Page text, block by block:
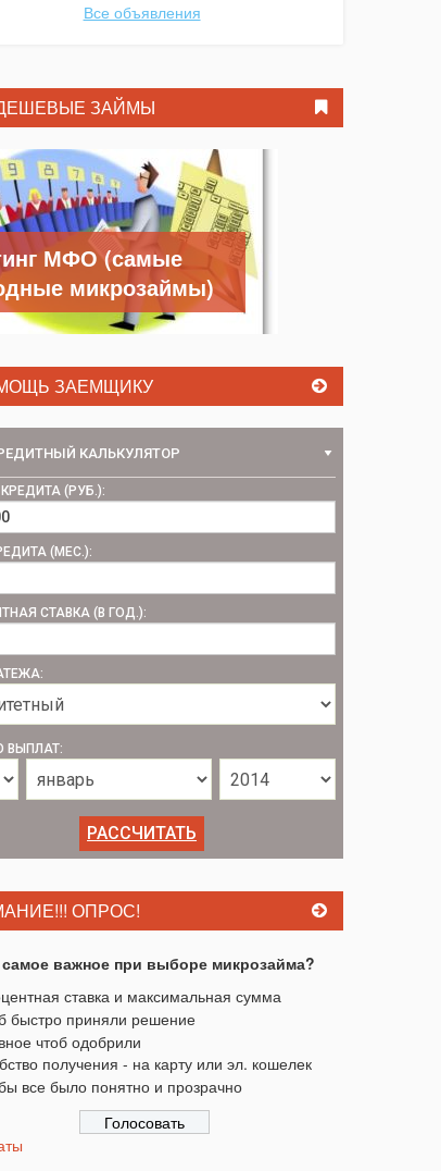
Все объявления
ЗАЙМЫ
МФО (самые
микрозаймы)
ЗАЕМЩИКУ
КАЛЬКУЛЯТОР
(РУБ.):
(МЕС.):
СТАВКА (В ГОД.):
ВЫПЛАТ:
ОПРОС!
важное при выборе микрозайма?
ставка и максимальная сумма
быстро приняли решение
чтоб одобрили
получения - на карту или эл. кошелек
все было понятно и прозрачно